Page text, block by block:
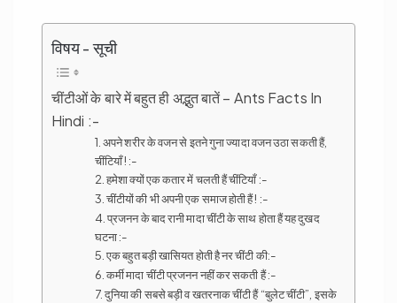
विषय - सूची
चींटीओं के बारे में बहुत ही अद्भुत बातें – Ants Facts In
Hindi :-
1. अपने शरीर के वजन से इतने गुना ज्यादा वजन उठा सकती हैं,
चींटियाँ ! :-
2. हमेशा क्यों एक कतार में चलती हैं चींटियाँ :-
3. चींटीयों की भी अपनी एक समाज होती हैं ! :-
4. प्रजनन के बाद रानी मादा चींटी के साथ होता हैं यह दुखद
घटना :-
5. एक बहुत बड़ी खासियत होती है नर चींटी की:-
6. कर्मी मादा चींटी प्रजनन नहीं कर सकती हैं :-
7. दुनिया की सबसे बड़ी व खतरनाक चींटी हैं “बुलेट चींटी”, इसके